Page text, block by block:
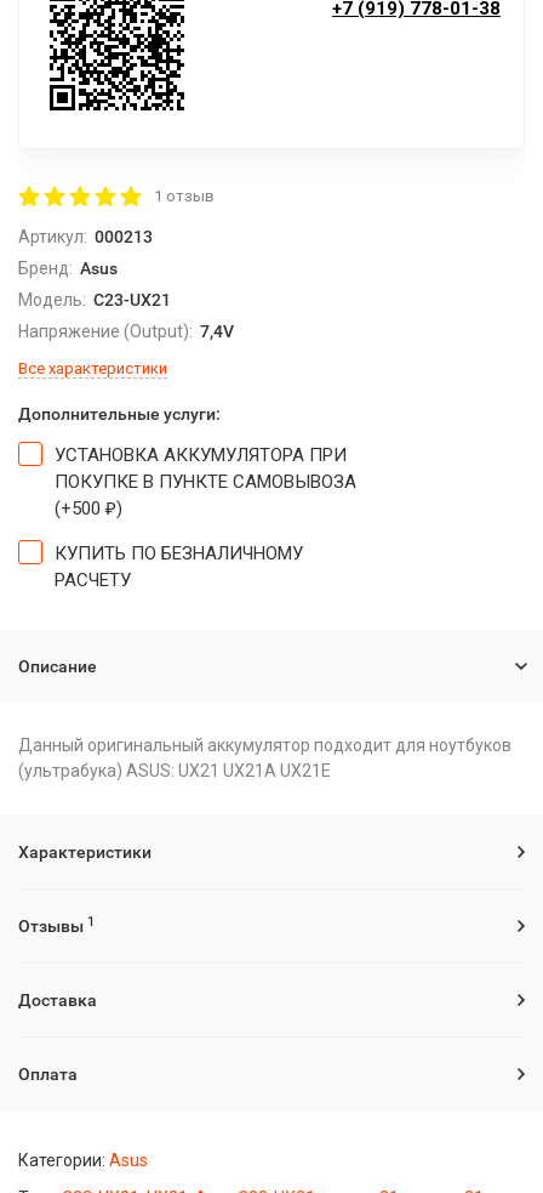
+7 (919) 778-01-38
1 отзыв
Артикул: 000213
Бренд: Asus
Модель: C23-UX21
Напряжение (Output): 7,4V
Все характеристики
Дополнительные услуги:
УСТАНОВКА АККУМУЛЯТОРА ПРИ
ПОКУПКЕ В ПУНКТЕ САМОВЫВОЗА
(+500 ₽)
КУПИТЬ ПО БЕЗНАЛИЧНОМУ
РАСЧЕТУ
Описание
Данный оригинальный аккумулятор подходит для ноутбуков
(ультрабука) ASUS: UX21 UX21A UX21E
Характеристики
Отзывы 1
Доставка
Оплата
Категории: Asus